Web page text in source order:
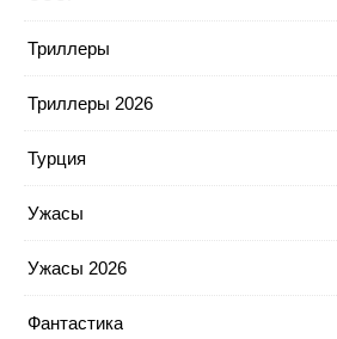
Триллеры
Триллеры 2026
Турция
Ужасы
Ужасы 2026
Фантастика